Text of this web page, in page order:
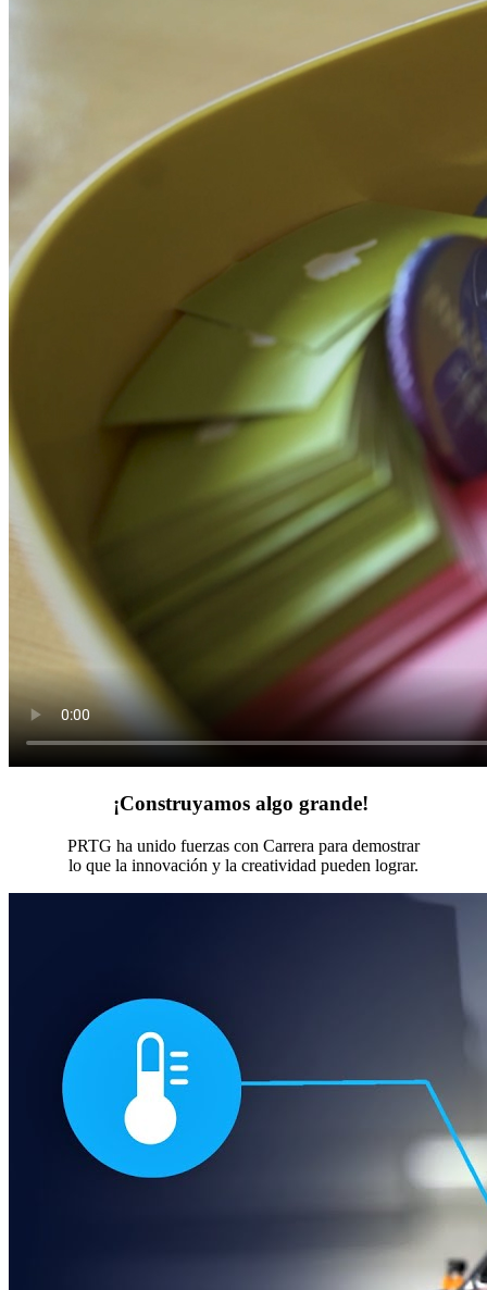
¡Construyamos algo grande!
PRTG ha unido fuerzas con Carrera para demostrar
lo que la innovación y la creatividad pueden lograr.